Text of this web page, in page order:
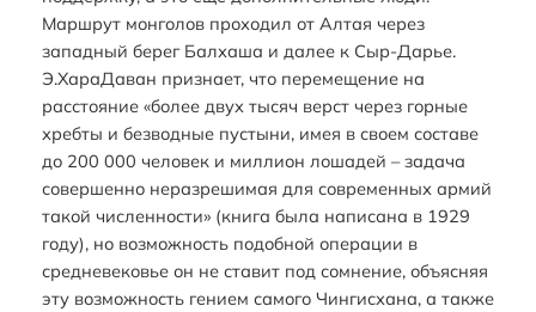
Маршрут монголов проходил от Алтая через
западный берег Балхаша и далее к Сыр-Дарье.
Э.ХараДаван признает, что перемещение на
расстояние «более двух тысяч верст через горные
хребты и безводные пустыни, имея в своем составе
до 200 000 человек и миллион лошадей – задача
совершенно неразрешимая для современных армий
такой численности» (книга была написана в 1929
году), но возможность подобной операции в
средневековье он не ставит под сомнение, объясняя
эту возможность гением самого Чингисхана, а также